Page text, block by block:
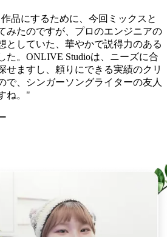
品にするために、今回ミックスと
みたのですが、プロのエンジニアの
としていた、華やかで説得力のある
た。ONLIVE Studioは、ニーズに合
せますし、頼りにできる実績のクリ
で、シンガーソングライターの友人
ね。"